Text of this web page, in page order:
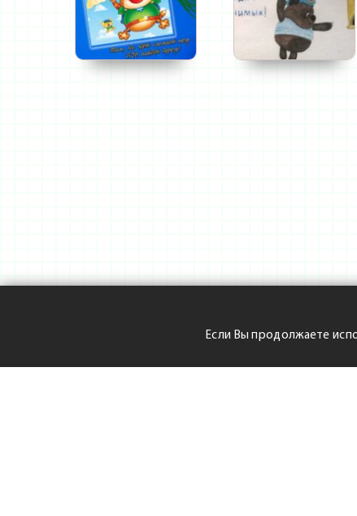
Если Вы продолжаете